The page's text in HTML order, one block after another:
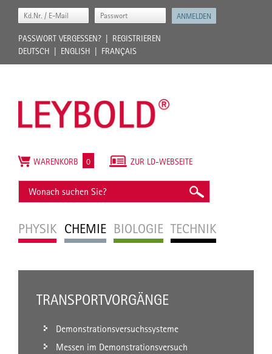
PASSWORT VERGESSEN?
REGISTRIEREN
DEUTSCH
ENGLISH FRANÇAIS
PHYSIK CHEMIE BIOLOGIE TECHNIK
ZUR LD-WEBSEITE
WARENKORB 0
TRANSPORTVORGÄNGE
Demonstrationsversuchssysteme
Messen im Demonstrationsversuch